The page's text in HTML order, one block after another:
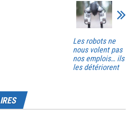
Les robots ne
nous volent pas
nos emplois… ils
les détériorent